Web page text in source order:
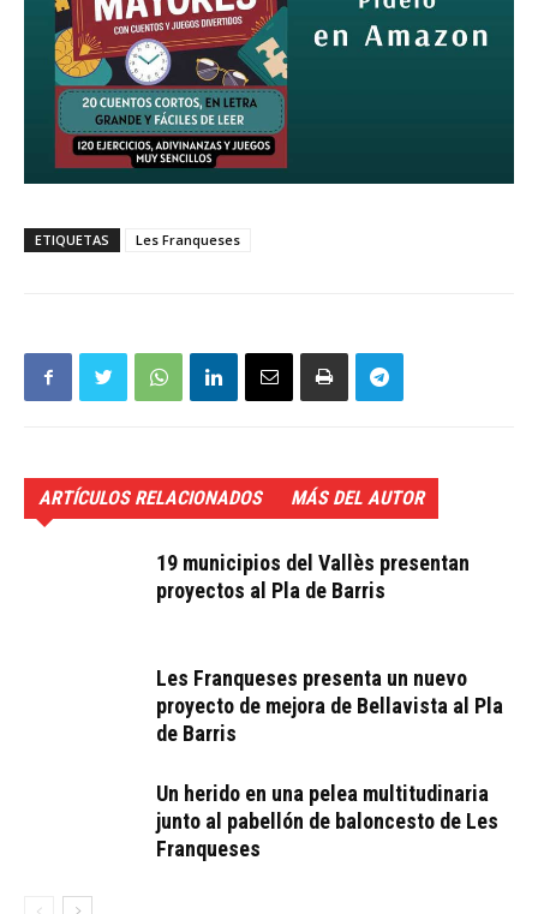
ETIQUETAS Les Franqueses
ARTÍCULOS RELACIONADOS MÁS DEL AUTOR
19 municipios del Vallès presentan
proyectos al Pla de Barris
Les Franqueses presenta un nuevo
proyecto de mejora de Bellavista al Pla
de Barris
Un herido en una pelea multitudinaria
junto al pabellón de baloncesto de Les
Franqueses